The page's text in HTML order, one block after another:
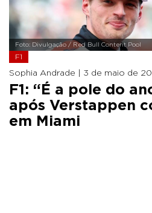
Foto: Divulgação / Red Bull Content Pool
F1
Sophia Andrade | 3 de maio de
F1: “É a pole do
após Verstappen
em Miami